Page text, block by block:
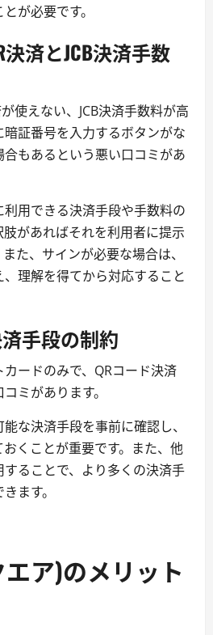
が必要です。
済とJCB決済手数
使えない、JCB決済手数料が高
証番号を入力するボタンがな
もあるという悪い口コミがあ
用できる決済手段や手数料の
があればそれを利用者に提示
た、サインが必要な場合は、
理解を得てから対応すること
手段の制約
ードのみで、QRコード決済
ミがあります。
な決済手段を事前に確認し、
くことが重要です。また、他
ることで、より多くの決済手
ます。
エア)のメリット